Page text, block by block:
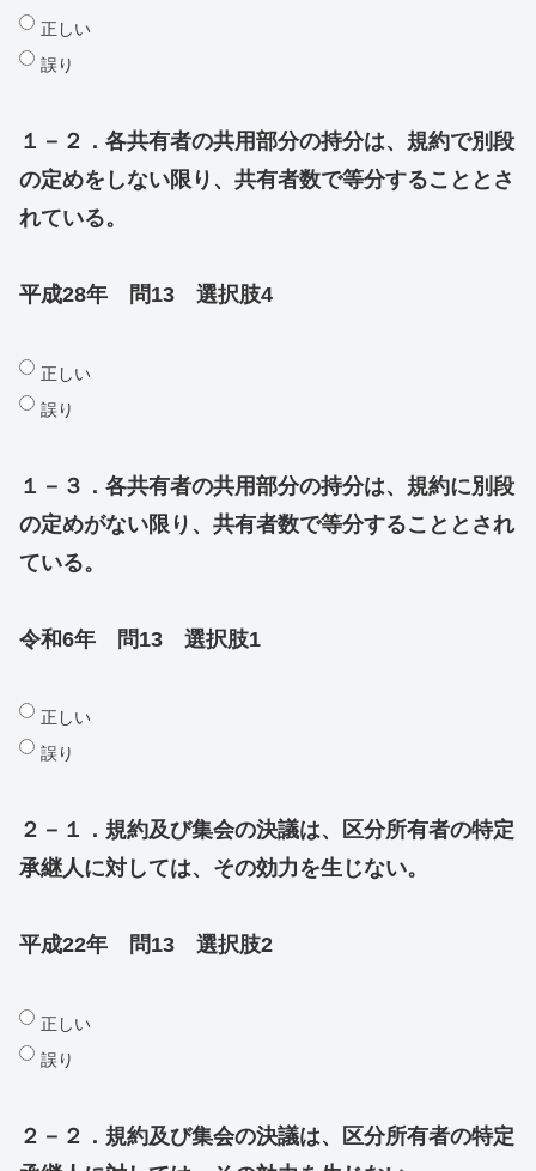
正しい
誤り
１－２．各共有者の共用部分の持分は、規約で別段
の定めをしない限り、共有者数で等分することとさ
れている。
平成28年 問13 選択肢4
正しい
誤り
１－３． 各共有者の共用部分の持分は、規約に別段
の定めがない限り、共有者数で等分することとされ
ている。
令和6年 問13 選択肢1
正しい
誤り
２－１．規約及び集会の決議は、区分所有者の特定
承継人に対しては、その効力を生じない。
平成22年 問13 選択肢2
正しい
誤り
２－２．規約及び集会の決議は、区分所有者の特定